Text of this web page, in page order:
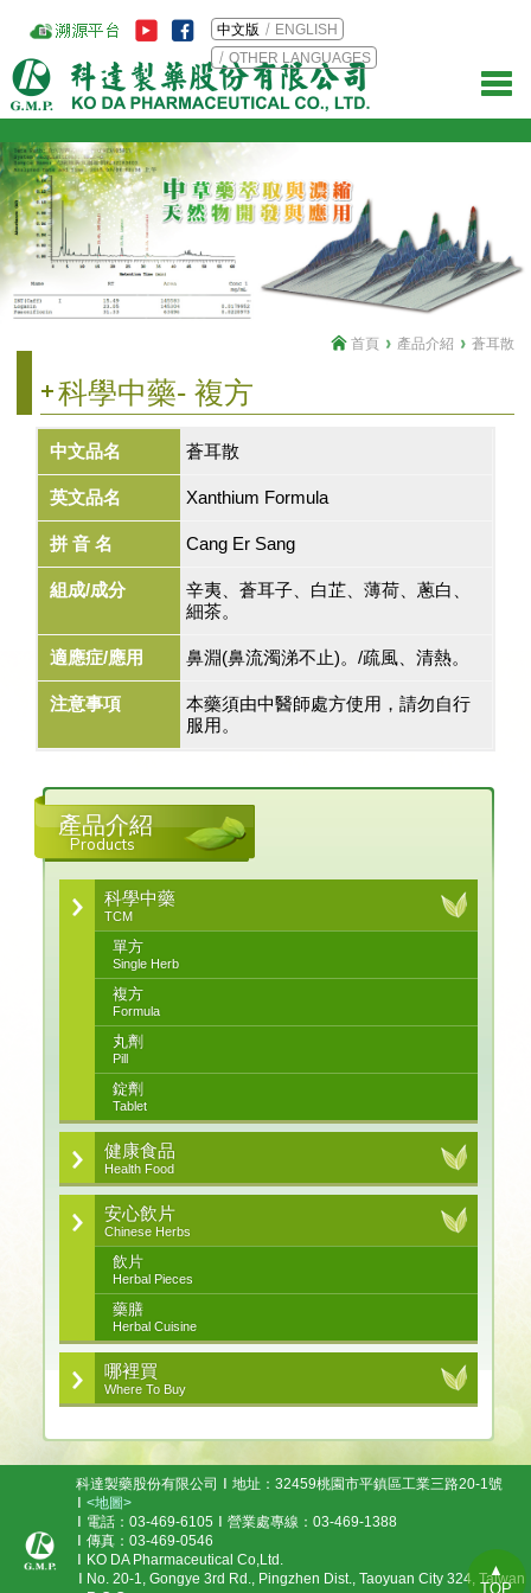
中文版
ENGLISH
OTHER LANGUAGES
科學中藥- 複方
首頁 產品介紹 蒼耳散
中文品名 蒼耳散
英文品名 Xanthium Formula
拼 音 名 Cang Er Sang
組成/成分
辛夷、蒼耳子、白芷、薄荷、蔥白、
細茶。
適應症/應用 鼻淵(鼻流濁涕不止)。/疏風、清熱。
注意事項
本藥須由中醫師處方使用，請勿自行
服用。
產品介紹
Products
科學中藥
TCM
單方
Single Herb
複方
Formula
丸劑
Pill
錠劑
Tablet
健康食品
Health Food
安心飲片
Chinese Herbs
飲片
Herbal Pieces
藥膳
Herbal Cuisine
哪裡買
Where To Buy
科達製藥股份有限公司
地址：32459桃園市平鎮區工業三路20-1號
<地圖>
電話：03-469-6105
營業處專線：03-469-1388
傳真：03-469-0546
KO DA Pharmaceutical Co,Ltd.
No. 20-1, Gongye 3rd Rd., Pingzhen Dist., Taoyuan City 324, Taiwan
▲
TOP